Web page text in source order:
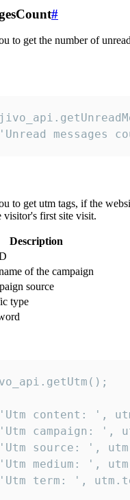
#
to get the number of
messages
to get utm tags, if the
visitor's first site visit.
Description
of the campaign
source
type
content: ',
campaign: ',
source: ',
medium: ',
term: ',